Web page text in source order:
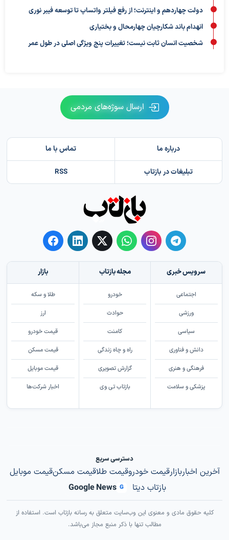
دولت چهاردهم و اینترنت؛ از رفع فیلتر واتساپ تا توسعه فیبر نوری
انهدام باند شکارچیان چهارمحال و بختیاری
شخصیت انسان ثابت نیست؛ تغییرات پنج ویژگی اصلی در طول عمر
ارسال سوژه‌های مردمی
درباره ما تماس با ما
تبلیغات در بازتاب RSS
سرویس خبری
اجتماعی
ورزشی
سیاسی
دانش و فناوری
فرهنگی و هنری
پزشکی و سلامت
مجله بازتاب
خودرو
حوادث
کامنت
راه و چاه زندگی
گزارش تصویری
بازتاب تی وی
بازار
طلا و سکه
ارز
قیمت خودرو
قیمت مسکن
قیمت موبایل
اخبار شرکت‌ها
دسترسی سریع
آخرین اخباربازارقیمت خودروقیمت طلاقیمت مسکنقیمت موبایل
بازتاب دیتا
G
Google News
کلیه حقوق مادی و معنوی این وب‌سایت متعلق به رسانه بازتاب است. استفاده از
مطالب تنها با ذکر منبع مجاز می‌باشد.